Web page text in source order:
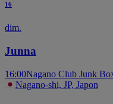
16
dim.
Junna
16:00Nagano Club Junk
Nagano-shi, JP, Japon